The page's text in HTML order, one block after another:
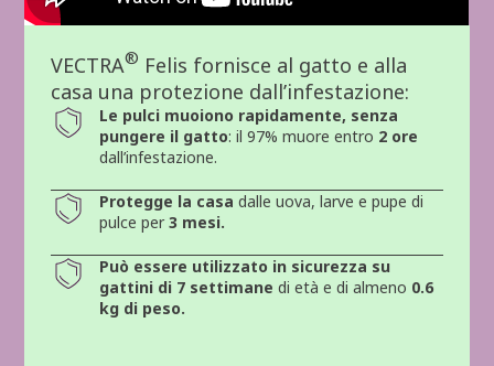
VECTRA® Felis fornisce al gatto e alla
casa una protezione dall’infestazione:
Le pulci muoiono rapidamente, senza
pungere il gatto: il 97% muore entro 2 ore
dall’infestazione.
Protegge la casa dalle uova, larve e pupe di
pulce per3 mesi.
Può essere utilizzato in sicurezza su
gattini di 7 settimane di età e di almeno 0.6
kg di peso.